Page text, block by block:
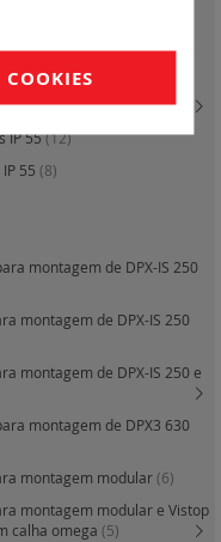
(19)
de compartimentação e
IP 55(12)
55 (8)
montagem de DPX-IS 250
montagem de DPX-IS 250
montagem de DPX-IS 250 e
montagem de DPX3 630
montagem modular(6)
montagem modular e Vistop
calha omega (5)